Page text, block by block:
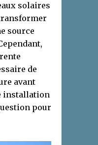
solaires
source
de
avant
installation
pour